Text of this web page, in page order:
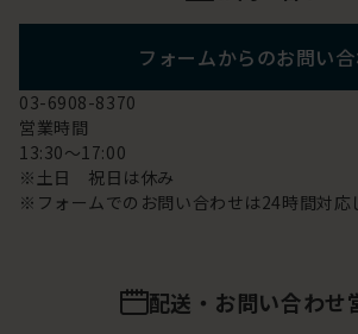
フォームからのお問い
03-6908-8370
営業時間
13:30～17:00
※土日 祝日は休み
※フォームでのお問い合わせは24時間対応
配送・お問い合わせ